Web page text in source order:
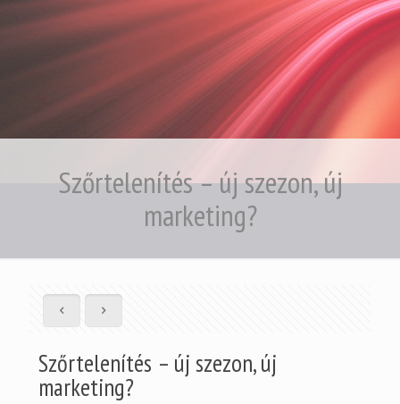
Szőrtelenítés – új szezon, új
marketing?
Szőrtelenítés – új szezon, új
marketing?